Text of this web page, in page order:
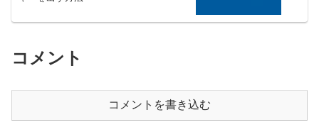
コメント
コメントを書き込む